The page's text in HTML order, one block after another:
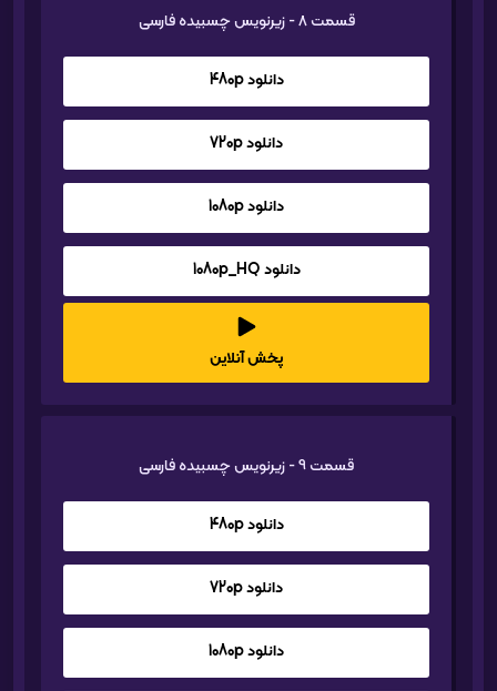
قسمت 8 - زیرنویس چسبیده فارسی
دانلود 480p
دانلود 720p
دانلود 1080p
دانلود 1080p_HQ
پخش آنلاین
قسمت 9 - زیرنویس چسبیده فارسی
دانلود 480p
دانلود 720p
دانلود 1080p